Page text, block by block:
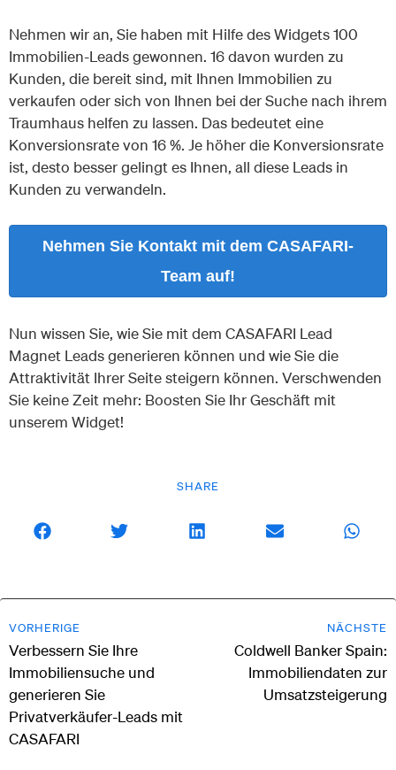
SHARE
Nehmen wir an, Sie haben mit Hilfe des Widgets 100
Immobilien-Leads gewonnen. 16 davon wurden zu
Kunden, die bereit sind, mit Ihnen Immobilien zu
verkaufen oder sich von Ihnen bei der Suche nach ihrem
Traumhaus helfen zu lassen. Das bedeutet eine
Konversionsrate von 16 %. Je höher die Konversionsrate
ist, desto besser gelingt es Ihnen, all diese Leads in
Kunden zu verwandeln.
Nehmen Sie Kontakt mit dem CASAFARI-
Team auf!
Nun wissen Sie, wie Sie mit dem CASAFARI Lead
Magnet Leads generieren können und wie Sie die
Attraktivität Ihrer Seite steigern können. Verschwenden
Sie keine Zeit mehr: Boosten Sie Ihr Geschäft mit
unserem Widget!
VORHERIGE
Verbessern Sie Ihre
Immobiliensuche und
generieren Sie
Privatverkäufer-Leads mit
CASAFARI
NÄCHSTE
Coldwell Banker Spain:
Immobiliendaten zur
Umsatzsteigerung